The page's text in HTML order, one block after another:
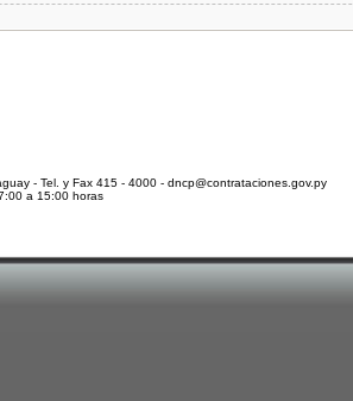
- Tel. y Fax 415 - 4000 - dncp@contrataciones.gov.py
a 15:00 horas